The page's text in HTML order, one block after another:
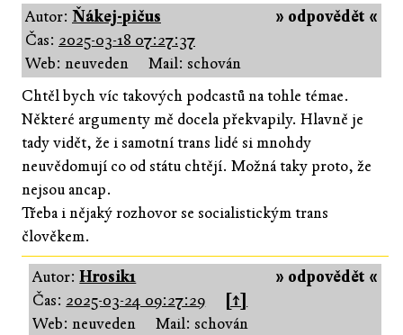
» odpovědět «
Autor: Ňákej-pičus
Čas: 2025-03-18 07:27:37
Web: neuveden
Mail: schován
Chtěl bych víc takových podcastů na tohle témae.
Některé argumenty mě docela překvapily. Hlavně je
tady vidět, že i samotní trans lidé si mnohdy
neuvědomují co od státu chtějí. Možná taky proto, že
nejsou ancap.
Třeba i nějaký rozhovor se socialistickým trans
člověkem.
» odpovědět «
Autor:Hrosik1
Čas: 2025-03-24 09:27:29
[↑]
Web: neuveden
Mail: schován